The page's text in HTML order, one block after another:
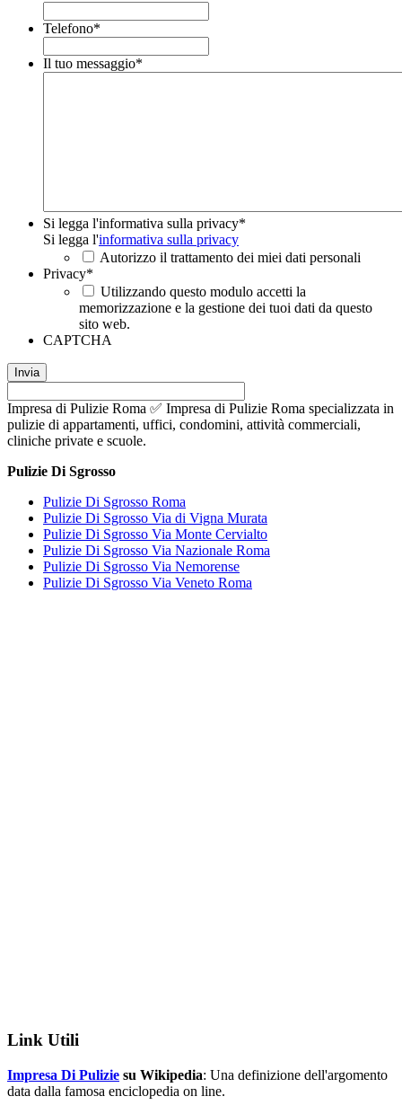
Telefono*
Il tuo messaggio*
Si legga l'informativa sulla privacy*
Si legga l'informativa sulla privacy
Autorizzo il trattamento dei miei dati personali
Privacy*
Utilizzando questo modulo accetti la
memorizzazione e la gestione dei tuoi dati da questo
sito web.
CAPTCHA
Impresa di Pulizie Roma ✅ Impresa di Pulizie Roma specializzata in
pulizie di appartamenti, uffici, condomini, attività commerciali,
cliniche private e scuole.
Pulizie Di Sgrosso
Pulizie Di Sgrosso Roma
Pulizie Di Sgrosso Via di Vigna Murata
Pulizie Di Sgrosso Via Monte Cervialto
Pulizie Di Sgrosso Via Nazionale Roma
Pulizie Di Sgrosso Via Nemorense
Pulizie Di Sgrosso Via Veneto Roma
Link Utili
Impresa Di Pulizie su Wikipedia: Una definizione dell'argomento
data dalla famosa enciclopedia on line.